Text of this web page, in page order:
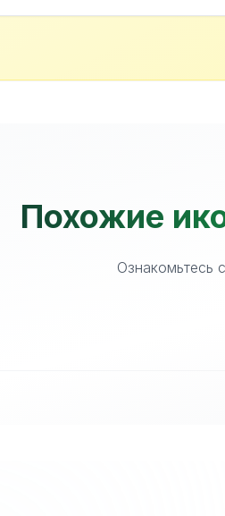
Похожие
Ознакомьтесь